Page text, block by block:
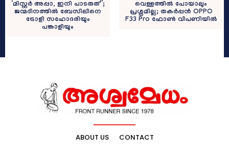
‘മിസ്റ്റർ അപ്പാ, ഇനി പാടരുത്”;
ജന്മദിനത്തിൽ ബേസിലിനെ
ട്രോളി സഹോദരിയും
പങ്കാളിയും
വെള്ളത്തിൽ പോയാലും
പ്രശ്നമില്ല; തകർപ്പൻ OPPO
F33 Pro ഫോൺ വിപണിയിൽ
ABOUT US CONTACT